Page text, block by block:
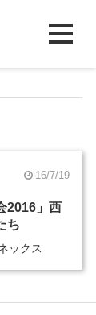
16/7/19
2016」西
ち
ックス